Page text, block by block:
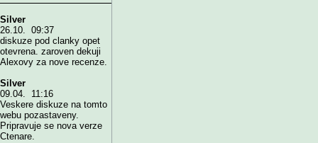
Silver
26.10. 09:37
diskuze pod clanky opet
otevrena. zaroven dekuji
Alexovy za nove recenze.
Silver
09.04. 11:16
Veskere diskuze na tomto
webu pozastaveny.
Pripravuje se nova verze
Ctenare.